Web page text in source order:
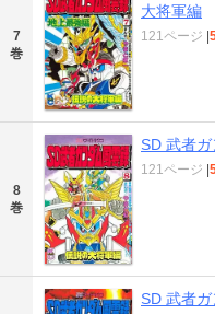
7
巻
大将軍編
121ページ
8
巻
SD 武者
121ページ
SD 武者